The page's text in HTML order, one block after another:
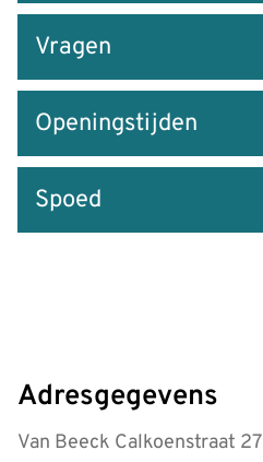
Vragen
Openingstijden
Spoed
Adresgegevens
Van Beeck Calkoenstraat 27